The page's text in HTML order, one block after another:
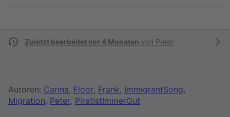
Zuletzt bearbeitet vor 4 Monaten von Peter
Autoren: Carina, Floor, Frank, ImmigrantSong,
Migration, Peter, PiratIstImmerGut